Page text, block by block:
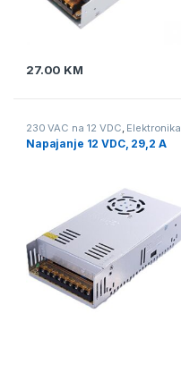
27.00 KM
230 VAC na 12 VDC Elektronika
Napajanje
Napajanje 12 VDC, 29,2 A